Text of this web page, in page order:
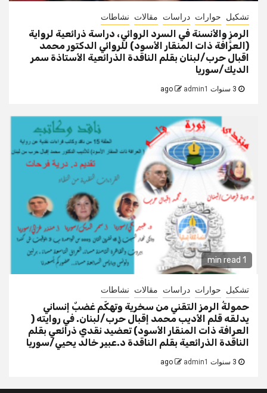
تشكيل حوارات دراسات مقالات نشاطات
الرمز والأنسنة في السرد الروائي، دراسة ذرائعية لرواية
(العرَّافة ذات المنقار الأسود) للروائي الدكتور محمد
اقبال حرب/لبنان بقلم الناقدة الذرائعية الأستاذة سمر
الديك/سوريا
admin1
1 min read
تشكيل حوارات دراسات مقالات نشاطات
حمولةُ الرمز التقني من سخرية وتهكّم غضبٌ إنساني
يدلقه قلم الأديب محمد إقبال حرب/لبنان. في روايته (
العرافة ذات المنقار الأسود) تعضيد نقدي ذرائعي بقلم
الناقدة الذرائعية بقلم الناقدة د.عبير خالد يحيي/سوريا
admin1